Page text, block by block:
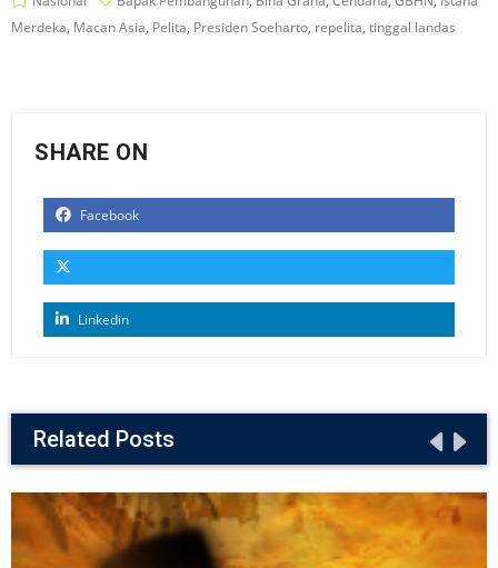
Merdeka, Macan Asia, Pelita, Presiden Soeharto, repelita, tinggal landas
SHARE ON
Facebook
Linkedin
Related Posts